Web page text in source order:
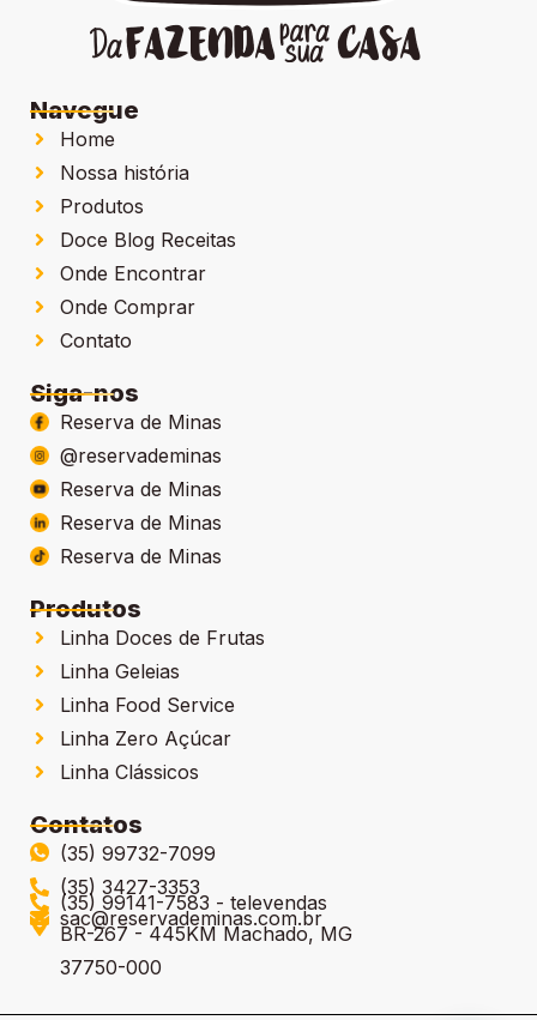
Navegue
Home
Nossa história
Produtos
Doce Blog Receitas
Onde Encontrar
Onde Comprar
Contato
Siga-nos
Reserva de Minas
@reservademinas
Reserva de Minas
Reserva de Minas
Reserva de Minas
Produtos
Linha Doces de Frutas
Linha Geleias
Linha Food Service
Linha Zero Açúcar
Linha Clássicos
Contatos
(35) 99732-7099
(35) 3427-3353
(35) 99141-7583 - televendas
sac@reservademinas.com.br
BR-267 - 445KM Machado, MG
37750-000